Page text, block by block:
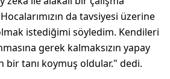
da tavsiyesi üzerine
istediğimi söyledim. Kendileri
gerek kalmaksızın yapay
bir tanı koymuş oldular." dedi.